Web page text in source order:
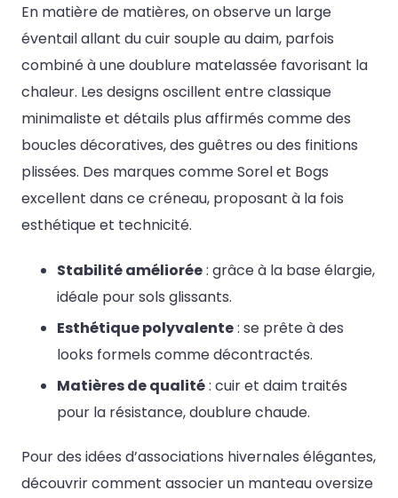
En matière de matières, on observe un large
éventail allant du cuir souple au daim, parfois
combiné à une doublure matelassée favorisant la
chaleur. Les designs oscillent entre classique
minimaliste et détails plus affirmés comme des
boucles décoratives, des guêtres ou des finitions
plissées. Des marques comme Sorel et Bogs
excellent dans ce créneau, proposant à la fois
esthétique et technicité.
Stabilité améliorée: grâce à la base élargie,
idéale pour sols glissants.
Esthétique polyvalente: se prête à des
looks formels comme décontractés.
Matières de qualité: cuir et daim traités
pour la résistance, doublure chaude.
Pour des idées d’associations hivernales élégantes,
découvrir comment associer un manteau oversize